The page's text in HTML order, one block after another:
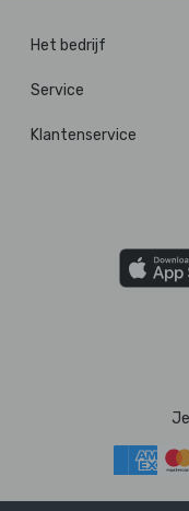
Het bedrijf
Service
Klantenservice